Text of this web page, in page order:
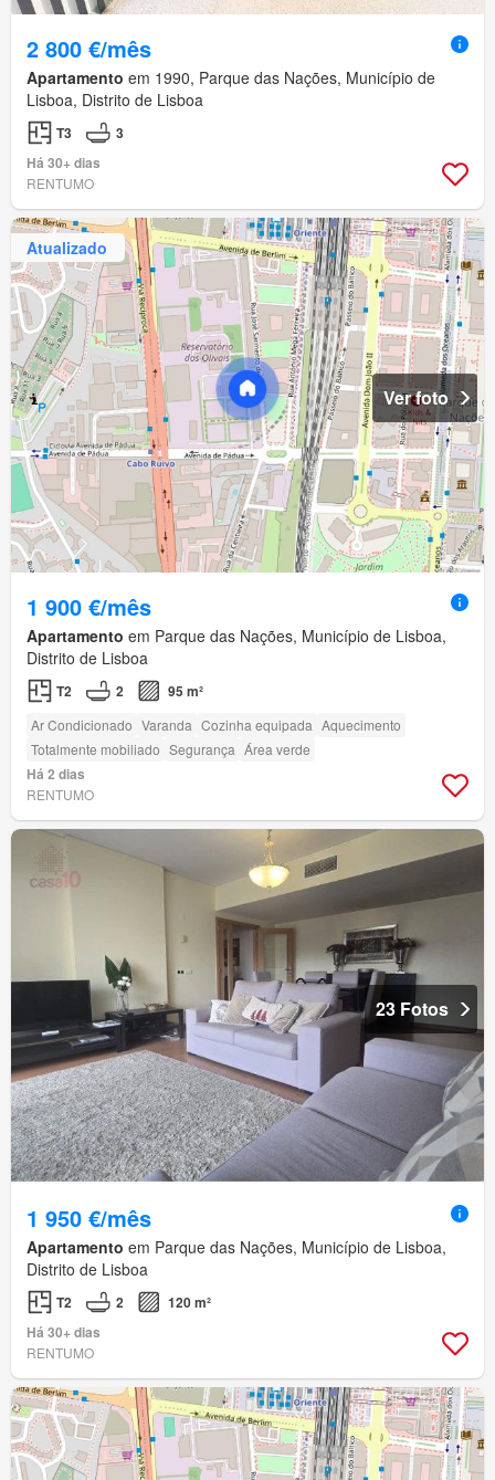
2 800 €/mês
Apartamento em 1990, Parque das Nações, Município de
Lisboa, Distrito de Lisboa
T3
3
Há 30+ dias
RENTUMO
Atualizado
Ver foto
1 900 €/mês
Apartamento em Parque das Nações, Município de Lisboa,
Distrito de Lisboa
T2 2 95 m²
Ar Condicionado Varanda Cozinha equipada Aquecimento
Totalmente mobiliado Segurança Área verde
Há 2 dias
RENTUMO
23 Fotos
1 950 €/mês
Apartamento em Parque das Nações, Município de Lisboa,
Distrito de Lisboa
T2 2
120 m²
Há 30+ dias
RENTUMO